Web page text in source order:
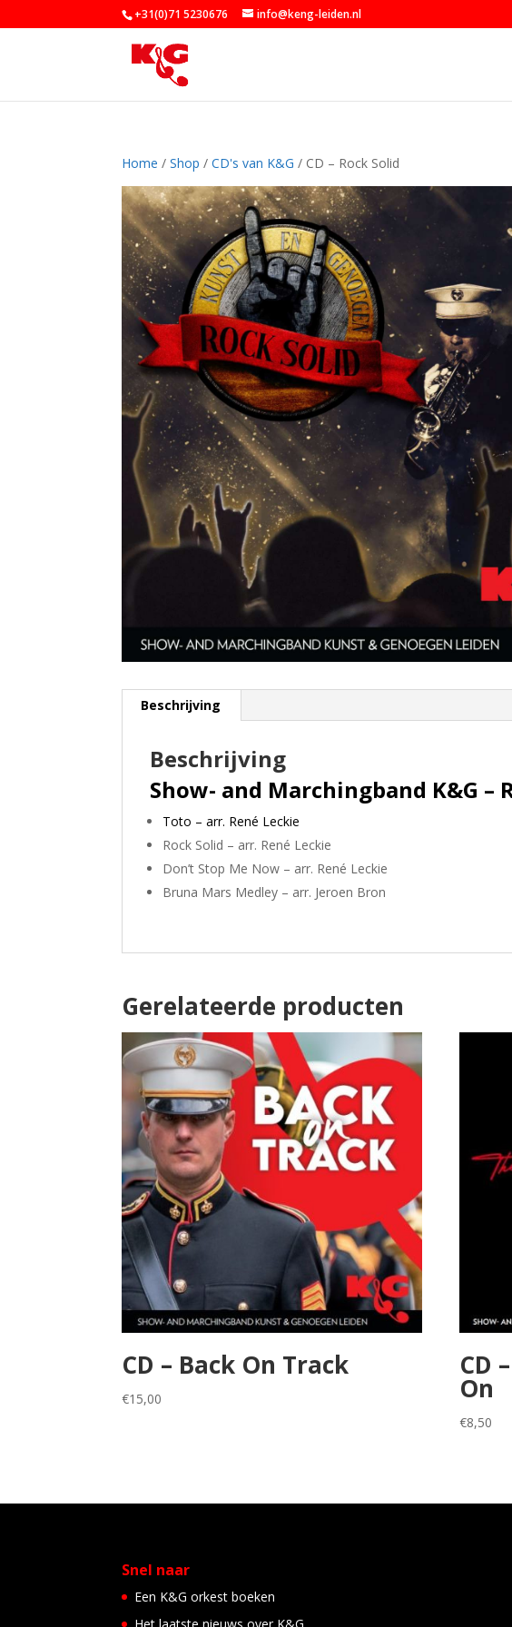
+31(0)71 5230676 info@keng-leiden.nl
Home /Shop /CD's van K&G / CD – Rock Solid
Beschrijving
Beschrijving
Show- and Marchingband K&G –
Toto – arr. René Leckie
Rock Solid – arr. René Leckie
Don’t Stop Me Now – arr. René Leckie
Bruna Mars Medley – arr. Jeroen Bron
Gerelateerde producten
CD – Back On Track
€15,00
CD
On
€8,50
Snel naar
Een K&G orkest boeken